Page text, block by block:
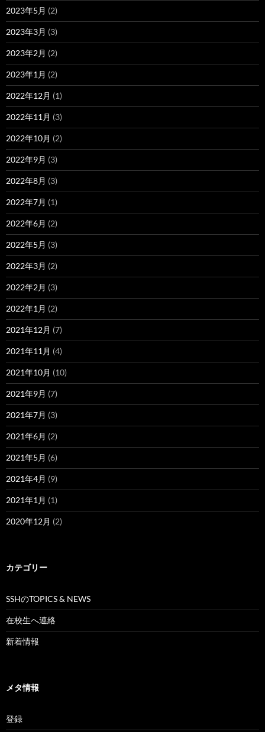
2023年5月 (2)
2023年3月 (3)
2023年2月 (2)
2023年1月 (2)
2022年12月 (1)
2022年11月 (3)
2022年10月 (2)
2022年9月 (3)
2022年8月 (3)
2022年7月 (1)
2022年6月 (2)
2022年5月 (3)
2022年3月 (2)
2022年2月 (3)
2022年1月 (2)
2021年12月 (7)
2021年11月 (4)
2021年10月 (10)
2021年9月 (7)
2021年7月 (3)
2021年6月 (2)
2021年5月 (6)
2021年4月 (9)
2021年1月 (1)
2020年12月 (2)
カテゴリー
SSHのTOPICS & NEWS
在校生へ連絡
新着情報
メタ情報
登録